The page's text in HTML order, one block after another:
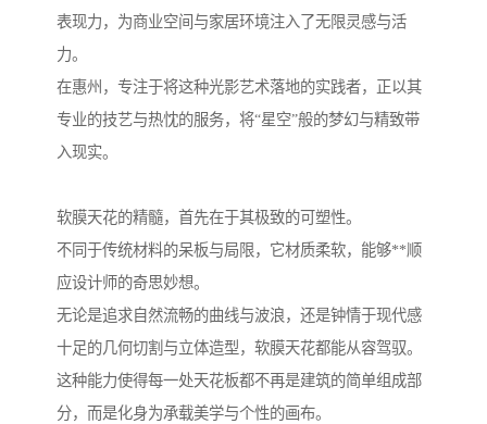
表现力，为商业空间与家居环境注入了无限灵感与活
力。
在惠州，专注于将这种光影艺术落地的实践者，正以其
专业的技艺与热忱的服务，将“星空”般的梦幻与精致带
入现实。
软膜天花的精髓，首先在于其极致的可塑性。
不同于传统材料的呆板与局限，它材质柔软，能够**顺
应设计师的奇思妙想。
无论是追求自然流畅的曲线与波浪，还是钟情于现代感
十足的几何切割与立体造型，软膜天花都能从容驾驭。
这种能力使得每一处天花板都不再是建筑的简单组成部
分，而是化身为承载美学与个性的画布。